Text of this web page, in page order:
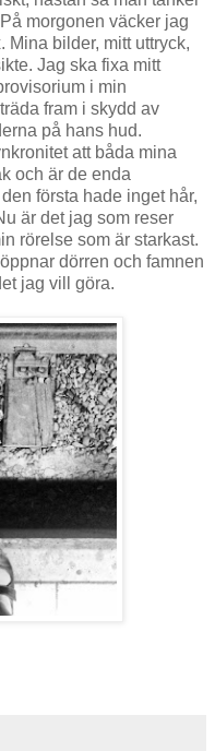
morgonen väcker jag
Mina bilder, mitt uttryck,
Jag ska fixa mitt
i min
fram i skydd av
på hans hud.
att båda mina
och är de enda
första hade inget hår,
är det jag som reser
rörelse som är starkast.
dörren och famnen
jag vill göra.